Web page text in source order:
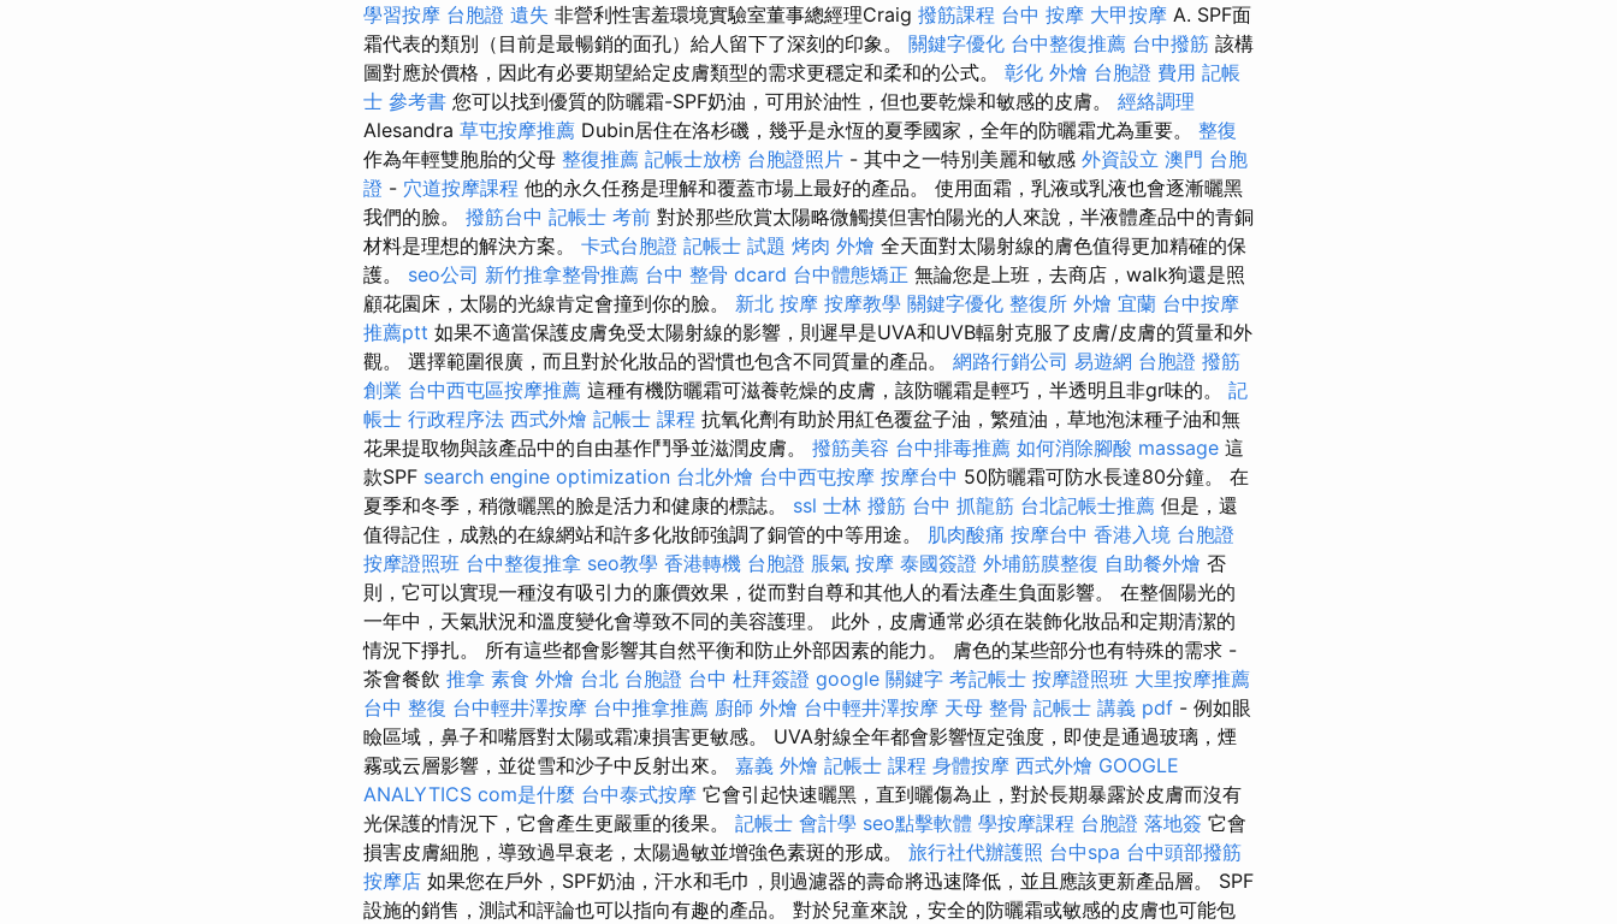
學習按摩 台胞證 遺失 非營利性害羞環境實驗室董事總經理Craig 撥筋課程 台中 按摩 大甲按摩 A. SPF面
霜代表的類別（目前是最暢銷的面孔）給人留下了深刻的印象。 關鍵字優化 台中整復推薦 台中撥筋 該構
圖對應於價格，因此有必要期望給定皮膚類型的需求更穩定和柔和的公式。 彰化 外燴 台胞證 費用 記帳
士 參考書 您可以找到優質的防曬霜-SPF奶油，可用於油性，但也要乾燥和敏感的皮膚。 經絡調理
Alesandra 草屯按摩推薦 Dubin居住在洛杉磯，幾乎是永恆的夏季國家，全年的防曬霜尤為重要。 整復
作為年輕雙胞胎的父母 整復推薦 記帳士放榜 台胞證照片 - 其中之一特別美麗和敏感 外資設立 澳門 台胞
證 - 穴道按摩課程 他的永久任務是理解和覆蓋市場上最好的產品。 使用面霜，乳液或乳液也會逐漸曬黑
我們的臉。 撥筋台中 記帳士 考前 對於那些欣賞太陽略微觸摸但害怕陽光的人來說，半液體產品中的青銅
材料是理想的解決方案。 卡式台胞證 記帳士 試題 烤肉 外燴 全天面對太陽射線的膚色值得更加精確的保
護。 seo公司 新竹推拿整骨推薦 台中 整骨 dcard 台中體態矯正 無論您是上班，去商店，walk狗還是照
顧花園床，太陽的光線肯定會撞到你的臉。 新北 按摩 按摩教學 關鍵字優化 整復所 外燴 宜蘭 台中按摩
推薦ptt 如果不適當保護皮膚免受太陽射線的影響，則遲早是UVA和UVB輻射克服了皮膚/皮膚的質量和外
觀。 選擇範圍很廣，而且對於化妝品的習慣也包含不同質量的產品。 網路行銷公司 易遊網 台胞證 撥筋
創業 台中西屯區按摩推薦 這種有機防曬霜可滋養乾燥的皮膚，該防曬霜是輕巧，半透明且非gr味的。 記
帳士 行政程序法 西式外燴 記帳士 課程 抗氧化劑有助於用紅色覆盆子油，繁殖油，草地泡沫種子油和無
花果提取物與該產品中的自由基作鬥爭並滋潤皮膚。 撥筋美容 台中排毒推薦 如何消除腳酸 massage 這
款SPF search engine optimization 台北外燴 台中西屯按摩 按摩台中 50防曬霜可防水長達80分鐘。 在
夏季和冬季，稍微曬黑的臉是活力和健康的標誌。 ssl 士林 撥筋 台中 抓龍筋 台北記帳士推薦 但是，還
值得記住，成熟的在線網站和許多化妝師強調了銅管的中等用途。 肌肉酸痛 按摩台中 香港入境 台胞證
按摩證照班 台中整復推拿 seo教學 香港轉機 台胞證 脹氣 按摩 泰國簽證 外埔筋膜整復 自助餐外燴 否
則，它可以實現一種沒有吸引力的廉價效果，從而對自尊和其他人的看法產生負面影響。 在整個陽光的
一年中，天氣狀況和溫度變化會導致不同的美容護理。 此外，皮膚通常必須在裝飾化妝品和定期清潔的
情況下掙扎。 所有這些都會影響其自然平衡和防止外部因素的能力。 膚色的某些部分也有特殊的需求 -
茶會餐飲 推拿 素食 外燴 台北 台胞證 台中 杜拜簽證 google 關鍵字 考記帳士 按摩證照班 大里按摩推薦
台中 整復 台中輕井澤按摩 台中推拿推薦 廚師 外燴 台中輕井澤按摩 天母 整骨 記帳士 講義 pdf - 例如眼
瞼區域，鼻子和嘴唇對太陽或霜凍損害更敏感。 UVA射線全年都會影響恆定強度，即使是通過玻璃，煙
霧或云層影響，並從雪和沙子中反射出來。 嘉義 外燴 記帳士 課程 身體按摩 西式外燴 GOOGLE
ANALYTICS com是什麼 台中泰式按摩 它會引起快速曬黑，直到曬傷為止，對於長期暴露於皮膚而沒有
光保護的情況下，它會產生更嚴重的後果。 記帳士 會計學 seo點擊軟體 學按摩課程 台胞證 落地簽 它會
損害皮膚細胞，導致過早衰老，太陽過敏並增強色素斑的形成。 旅行社代辦護照 台中spa 台中頭部撥筋
按摩店 如果您在戶外，SPF奶油，汗水和毛巾，則過濾器的壽命將迅速降低，並且應該更新產品層。 SPF
設施的銷售，測試和評論也可以指向有趣的產品。 對於兒童來說，安全的防曬霜或敏感的皮膚也可能包